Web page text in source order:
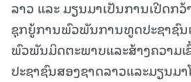
ລາວ ແລະ ມຽນມາເປັນການເປີດ
ຊຸກຍູ້ການພົວພັນການທູດປະຊາຊົ
ພົວພັນມິດຕະພາບແລະສ້າງຄວາມ
ປະຊາຊົນສອງຊາດລາວແລະມຽນມ